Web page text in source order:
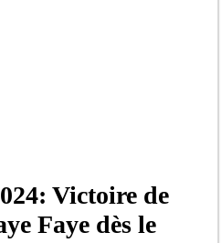
Victoire de
Faye dès le